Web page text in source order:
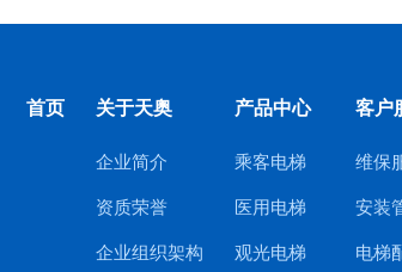
首页 关于天奥
企业简介
资质荣誉
企业组织架构
产品中心
乘客电梯
医用电梯
观光电梯
客户
维保
安装
电梯